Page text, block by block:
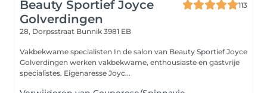
Beauty Sportief Joyce
Golverdingen
113
28, Dorpsstraat Bunnik 3981 EB
Vakbekwame specialisten In de salon van Beauty Sportief Joyce
Golverdingen werken vakbekwame, enthousiaste en gastvrije
specialistes. Eigenaresse Joyc...